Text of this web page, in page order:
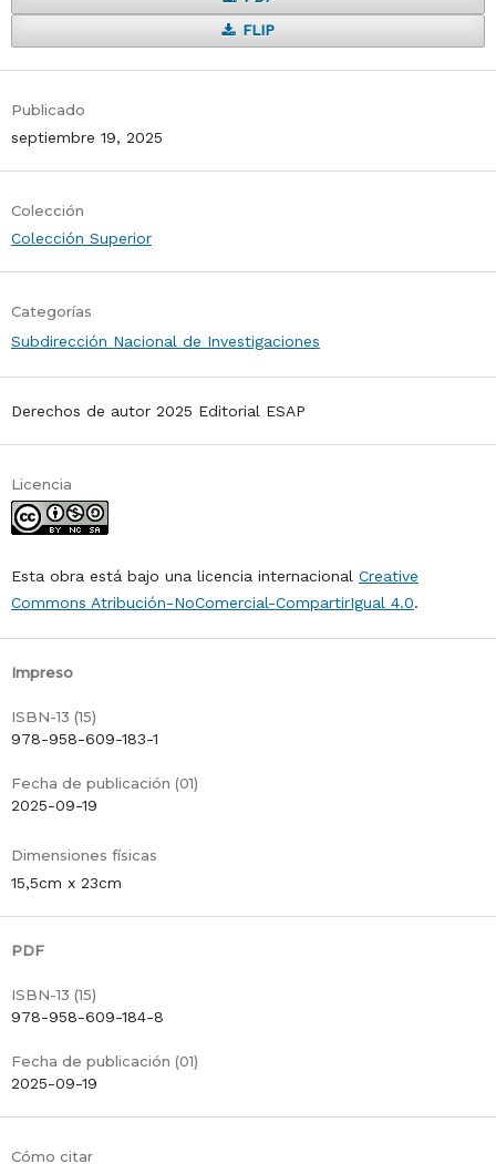
FLIP
Publicado
septiembre 19, 2025
Colección
Colección Superior
Categorías
Subdirección Nacional de Investigaciones
Derechos de autor 2025 Editorial ESAP
Licencia
Esta obra está bajo una licencia internacional Creative
Commons Atribución-NoComercial-CompartirIgual 4.0.
Impreso
ISBN-13 (15)
978-958-609-183-1
Fecha de publicación (01)
2025-09-19
Dimensiones físicas
15,5cm x 23cm
PDF
ISBN-13 (15)
978-958-609-184-8
Fecha de publicación (01)
2025-09-19
Cómo citar